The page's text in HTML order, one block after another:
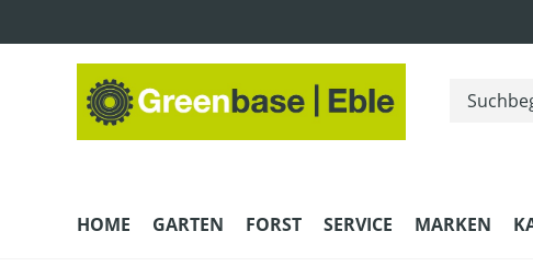
HOME GARTEN FORST SERVICE MARKEN